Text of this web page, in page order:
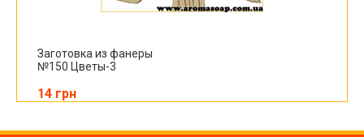
Заготовка из фанеры
№150 Цветы-3
14 грн